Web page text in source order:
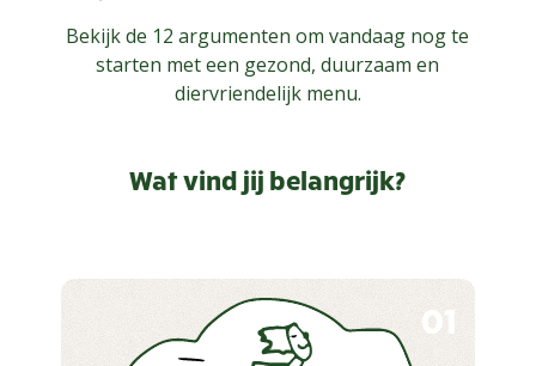
Bekijk de 12 argumenten om vandaag nog te
starten met een gezond, duurzaam en
diervriendelijk menu.
Wat vind jij belangrijk?
01